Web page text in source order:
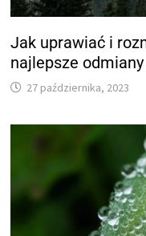
Jak uprawiać i
najlepsze
27 października, 2023